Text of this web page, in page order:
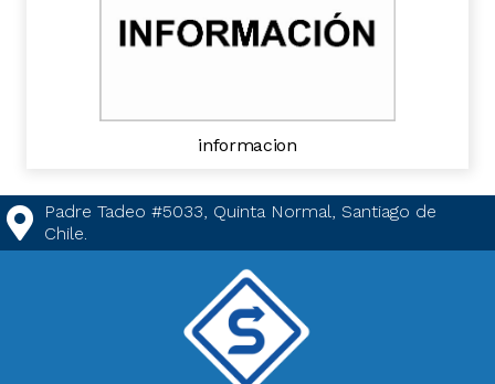
informacion
Padre Tadeo #5033, Quinta Normal, Santiago de
Chile.